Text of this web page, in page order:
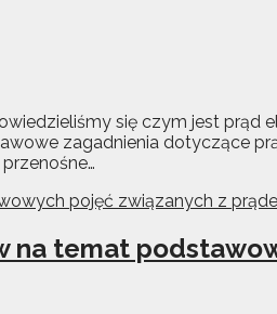
się czym jest
zagadnienia dotyczące
na temat